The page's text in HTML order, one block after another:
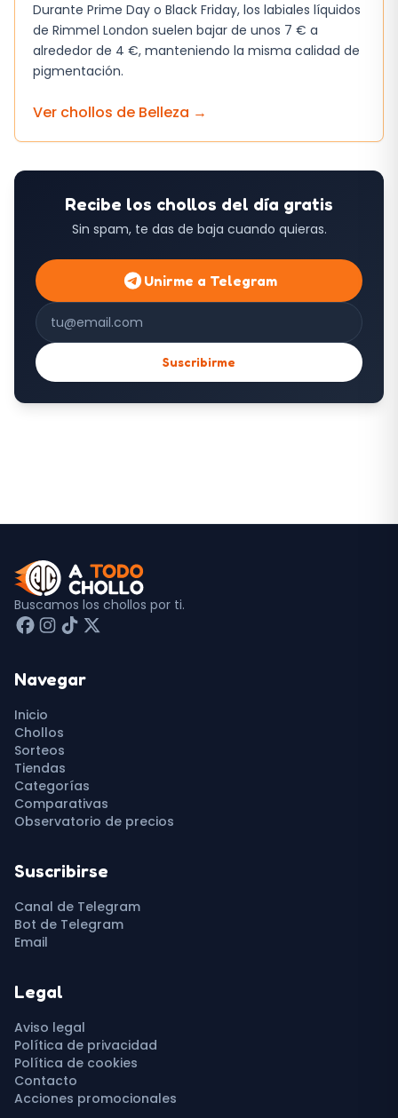
Durante Prime Day o Black Friday, los labiales líquidos
de Rimmel London suelen bajar de unos 7 € a
alrededor de 4 €, manteniendo la misma calidad de
pigmentación.
Ver chollos de Belleza →
Recibe los chollos del día gratis
Sin spam, te das de baja cuando quieras.
Unirme a Telegram
Correo electrónico
Suscribirme
Buscamos los chollos por ti.
Navegar
Inicio
Chollos
Sorteos
Tiendas
Categorías
Comparativas
Observatorio de precios
Suscribirse
Canal de Telegram
Bot de Telegram
Email
Legal
Aviso legal
Política de privacidad
Política de cookies
Contacto
Acciones promocionales